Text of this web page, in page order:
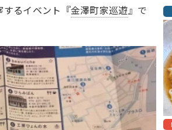
するイベント『金澤町家巡遊』で